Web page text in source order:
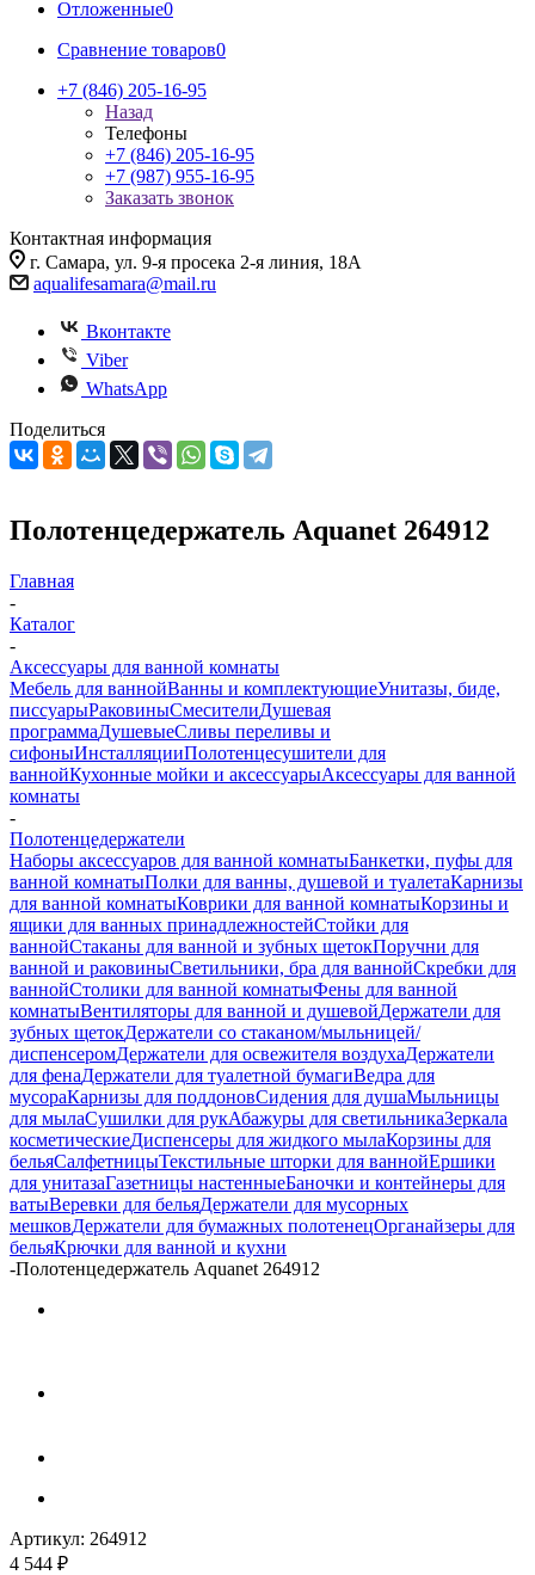
Отложенные0
Сравнение товаров0
+7 (846) 205-16-95
Назад
Телефоны
+7 (846) 205-16-95
+7 (987) 955-16-95
Заказать звонок
Контактная информация
г. Самара, ул. 9-я просека 2-я линия, 18А
aqualifesamara@mail.ru
Вконтакте
Viber
WhatsApp
Поделиться
Полотенцедержатель Aquanet 264912
Главная
-
Каталог
-
Аксессуары для ванной комнаты
Мебель для ваннойВанны и комплектующиеУнитазы, биде,
писсуарыРаковиныСмесителиДушевая
программаДушевыеСливы переливы и
сифоныИнсталляцииПолотенцесушители для
ваннойКухонные мойки и аксессуарыАксессуары для ванной
комнаты
-
Полотенцедержатели
Наборы аксессуаров для ванной комнатыБанкетки, пуфы для
ванной комнатыПолки для ванны, душевой и туалетаКарнизы
для ванной комнатыКоврики для ванной комнатыКорзины и
ящики для ванных принадлежностейСтойки для
ваннойСтаканы для ванной и зубных щетокПоручни для
ванной и раковиныСветильники, бра для ваннойСкребки для
ваннойСтолики для ванной комнатыФены для ванной
комнатыВентиляторы для ванной и душевойДержатели для
зубных щетокДержатели со стаканом/мыльницей/
диспенсеромДержатели для освежителя воздухаДержатели
для фенаДержатели для туалетной бумагиВедра для
мусораКарнизы для поддоновСидения для душаМыльницы
для мылаСушилки для рукАбажуры для светильникаЗеркала
косметическиеДиспенсеры для жидкого мылаКорзины для
бельяСалфетницыТекстильные шторки для ваннойЕршики
для унитазаГазетницы настенныеБаночки и контейнеры для
ватыВеревки для бельяДержатели для мусорных
мешковДержатели для бумажных полотенецОрганайзеры для
бельяКрючки для ванной и кухни
-Полотенцедержатель Aquanet 264912
Артикул: 264912
4 544 ₽